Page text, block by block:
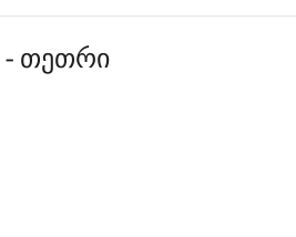
- თეთრი